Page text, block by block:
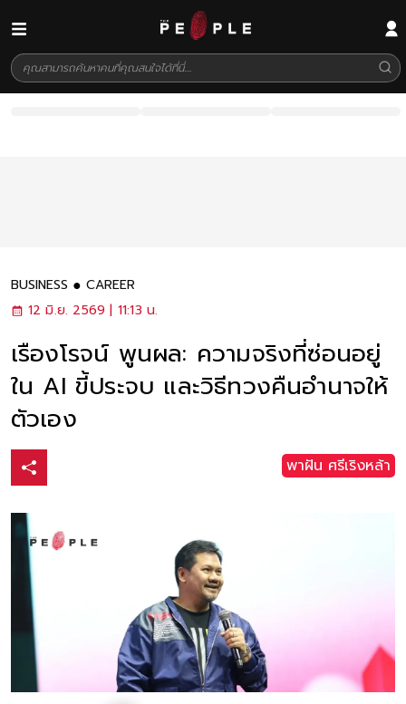
BUSINESS
CAREER
12 มิ.ย. 2569 | 11:13 น.
เรืองโรจน์ พูนผล: ความจริงที่ซ่อนอยู่
ใน AI ขี้ประจบ และวิธีทวงคืนอำนาจให้
ตัวเอง
พาฝัน ศรีเริงหล้า